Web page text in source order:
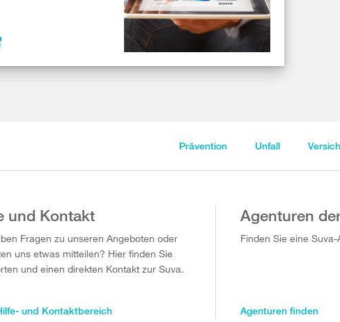
Prävention Unfall
und Kontakt
Fragen zu unseren Angeboten oder
uns etwas mitteilen? Hier finden Sie
und einen direkten Kontakt zur Suva.
und Kontaktbereich
Agenturen
Finden Sie eine
Agenturen finden